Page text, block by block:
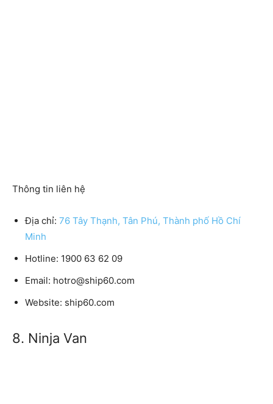
Thông tin liên hệ
Địa chỉ: 76 Tây Thạnh, Tân Phú, Thành phố Hồ Chí
Minh
Hotline: 1900 63 62 09
Email: hotro@ship60.com
Website: ship60.com
8. Ninja Van